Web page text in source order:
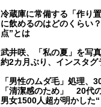
冷蔵庫に常備する「作り
に飲めるのはどのくらい
点”とは
武井咲、「私の夏」を写
約2カ月ぶり、インスタグ
「男性のムダ毛」処理、
「清潔感のため」 20代
男女1500人超が明かした